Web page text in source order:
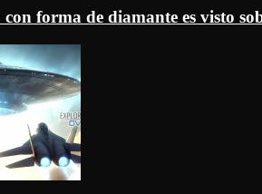
forma de diamante es visto